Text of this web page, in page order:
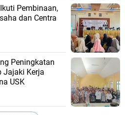
Pembinaan,
dan Centra
Peningkatan
Jajaki Kerja
USK